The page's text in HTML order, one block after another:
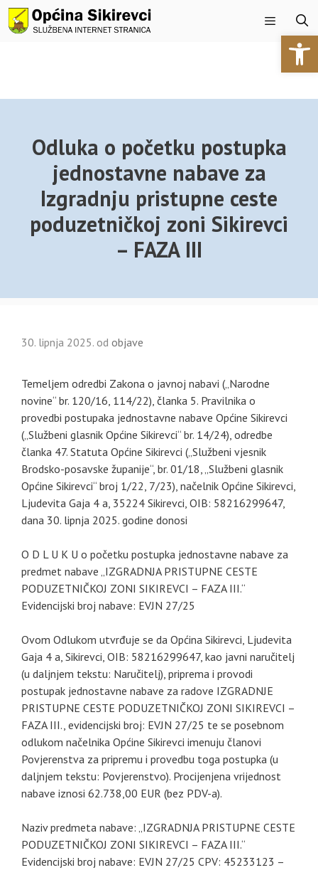
Preskoči
na
Izbornik
Odluka o početku postupka
jednostavne nabave za
Izgradnju pristupne ceste
poduzetničkoj zoni Sikirevci
– FAZA III
30. lipnja 2025. od objave
Temeljem odredbi Zakona o javnoj nabavi („Narodne
novine“ br. 120/16, 114/22), članka 5. Pravilnika o
provedbi postupaka jednostavne nabave Općine Sikirevci
(„Službeni glasnik Općine Sikirevci“ br. 14/24), odredbe
članka 47. Statuta Općine Sikirevci („Službeni vjesnik
Brodsko-posavske županije“, br. 01/18, „Službeni glasnik
Općine Sikirevci“ broj 1/22, 7/23), načelnik Općine Sikirevci,
Ljudevita Gaja 4 a, 35224 Sikirevci, OIB: 58216299647,
dana 30. lipnja 2025. godine donosi
O D L U K U o početku postupka jednostavne nabave za
predmet nabave „IZGRADNJA PRISTUPNE CESTE
PODUZETNIČKOJ ZONI SIKIREVCI – FAZA III.“
Evidencijski broj nabave: EVJN 27/25
Ovom Odlukom utvrđuje se da Općina Sikirevci, Ljudevita
Gaja 4 a, Sikirevci, OIB: 58216299647, kao javni naručitelj
(u daljnjem tekstu: Naručitelj), priprema i provodi
postupak jednostavne nabave za radove IZGRADNJE
PRISTUPNE CESTE PODUZETNIČKOJ ZONI SIKIREVCI –
FAZA III., evidencijski broj: EVJN 27/25 te se posebnom
odlukom načelnika Općine Sikirevci imenuju članovi
Povjerenstva za pripremu i provedbu toga postupka (u
daljnjem tekstu: Povjerenstvo). Procijenjena vrijednost
nabave iznosi 62.738,00 EUR (bez PDV-a).
Naziv predmeta nabave: „IZGRADNJA PRISTUPNE CESTE
PODUZETNIČKOJ ZONI SIKIREVCI – FAZA III.“
Evidencijski broj nabave: EVJN 27/25 CPV: 45233123 –